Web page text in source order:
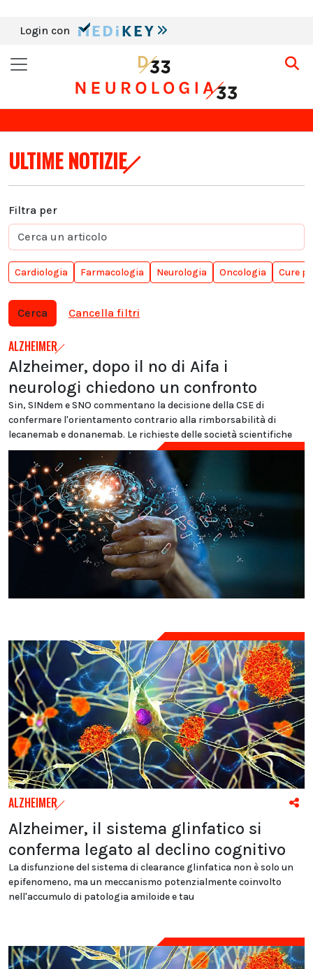
Login con
ULTIME NOTIZIE
Filtra per
Cardiologia Farmacologia Neurologia Oncologia Cure
Cerca Cancella filtri
ALZHEIMER
Alzheimer, dopo il no di Aifa i
neurologi chiedono un confronto
Sin, SINdem e SNO commentano la decisione della CSE di
confermare l'orientamento contrario alla rimborsabilità di
lecanemab e donanemab. Le richieste delle società scientifiche
ALZHEIMER
Alzheimer, il sistema glinfatico si
conferma legato al declino cognitivo
La disfunzione del sistema di clearance glinfatica non è solo un
epifenomeno, ma un meccanismo potenzialmente coinvolto
nell'accumulo di patologia amiloide e tau